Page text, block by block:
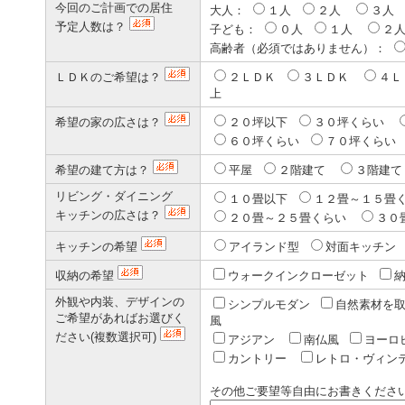
今回のご計画での居住
予定人数は？
大人： １人 ２人
３人
子ども：
０人 １人
２
高齢者（必須ではありません）：
ＬＤＫのご希望は？ ２ＬＤＫ ３ＬＤＫ
４
上
希望の家の広さは？ ２０坪以下
３０坪くらい
６０坪くらい
７０坪くら
希望の建て方は？ 平屋 ２階建て
３階建
リビング・ダイニング
キッチンの広さは？
１０畳以下
１２畳～１５
２０畳～２５畳くらい
３
キッチンの希望 アイランド型 対面キッチ
収納の希望 ウォークインクローゼット
外観や内装、デザインの
ご希望があればお選びく
ださい(複数選択可)
シンプルモダン
自然素材を
風
アジアン
南仏風
ヨー
カントリー
レトロ・ヴィ
その他ご要望等自由にお書きくださ